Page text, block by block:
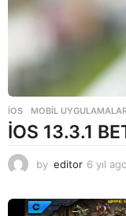
İOS ,MOBIL
İOS 13.3.1
by editor 6 yıl ago